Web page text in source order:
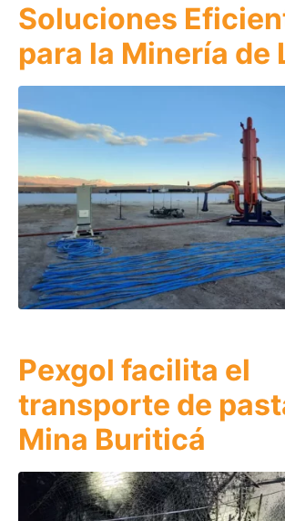
Soluciones
para la Minería de
Pexgol facilita el
transporte de
Mina Buriticá